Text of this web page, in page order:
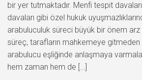
bir yer tutmaktadır. Menfi tespit
davaları gibi özel hukuk
arabuluculuk süreci büyük bir önem
süreç, tarafların mahkemeye
arabulucu eşliğinde anlaşmaya
hem zaman hem de […]